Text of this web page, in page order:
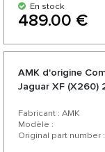
En stock
489.00 €
AMK d'origine
Jaguar XF (X260)
Fabricant : AMK
Modèle :
Original part number